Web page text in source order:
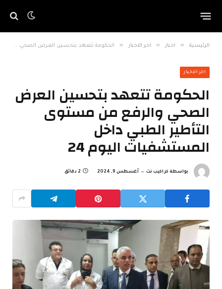
الرئيسية » اخبار » اخر الاخبار » الحكومة تتعهد بتحسين العرض الصحي والرفع من مستوى التأطير الطبي داخل المستشفيات اليوم 24
اخر الاخبار
الحكومة تتعهد بتحسين العرض
الصحي والرفع من مستوى
التأطير الطبي داخل
المستشفيات اليوم 24
بواسطة كراكيب نت أغسطس 9, 2024 2 دقائق